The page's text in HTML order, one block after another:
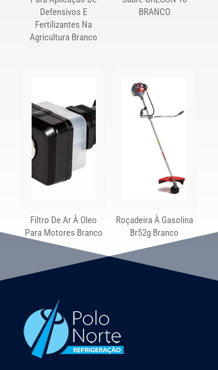
Defensivos E
Fertilizantes Na
Agricultura Branco
BRANCO
Filtro De Ar À Oleo
Para Motores Branco
Roçadeira À Gasolina
Br52g Branco